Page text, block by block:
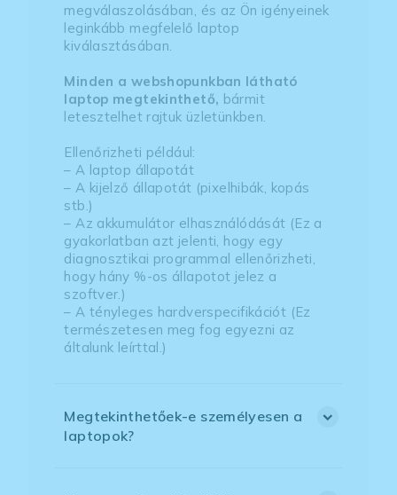
megválaszolásában, és az Ön igényeinek
leginkább megfelelő laptop
kiválasztásában.
Minden a webshopunkban látható
laptop megtekinthető, bármit
letesztelhet rajtuk üzletünkben.
Ellenőrizheti például:
– A laptop állapotát
– A kijelző állapotát (pixelhibák, kopás
stb.)
– Az akkumulátor elhasználódását (Ez a
gyakorlatban azt jelenti, hogy egy
diagnosztikai programmal ellenőrizheti,
hogy hány %-os állapotot jelez a
szoftver.)
– A tényleges hardverspecifikációt (Ez
természetesen meg fog egyezni az
általunk leírttal.)
Megtekinthetőek-e személyesen a
laptopok?